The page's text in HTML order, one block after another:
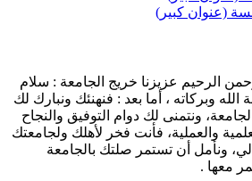
(عنوان كبير)
الرحيم عزيزنا خريج الجامعة : سلام
وبركاته ، أما بعد : فنهنئك ونبارك لك
ونتمنى لك دوام التوفيق والنجاح
والعملية، فأنت فخر لأهلك ولجامعتك
ونأمل أن تستمر صلتك بالجامعة
معها .